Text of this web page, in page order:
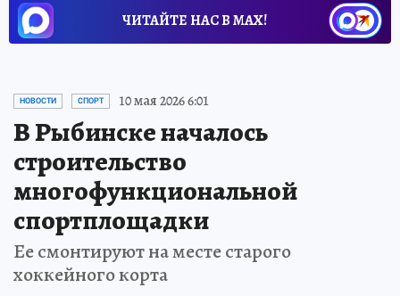
ЧИТАЙТЕ НАС В МАХ!
НОВОСТИ СПОРТ 10 мая 2026 6:01
В Рыбинске началось
строительство
многофункциональной
спортплощадки
Ее смонтируют на месте старого
хоккейного корта